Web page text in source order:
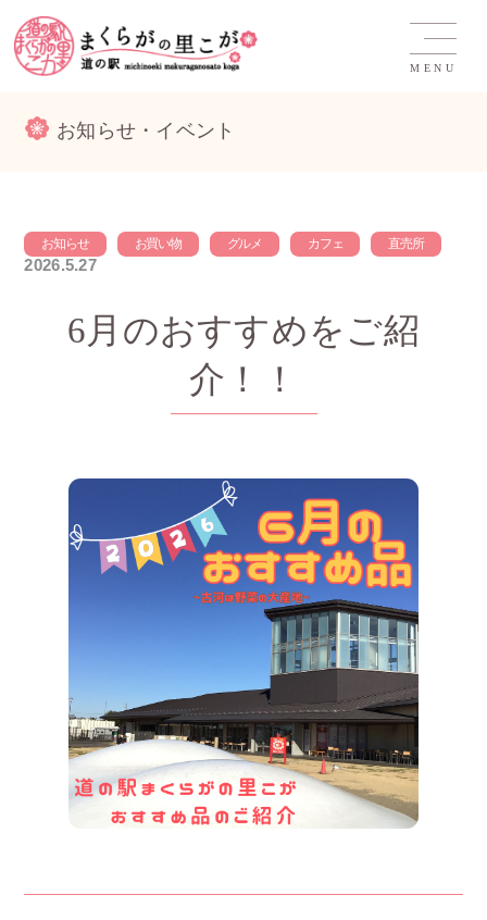
MENU
お知らせ・イベント
お知らせ お買い物 グルメ カフェ 直売所
2026.5.27
6月のおすすめをご紹
介！！